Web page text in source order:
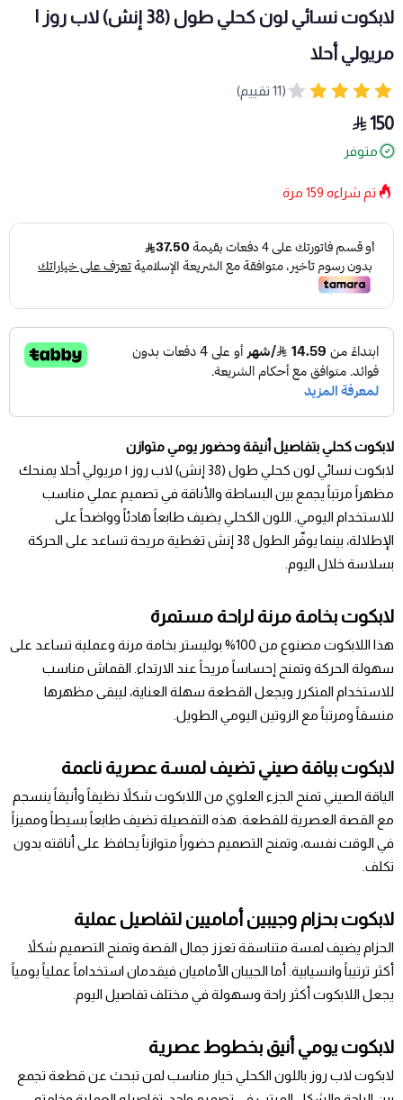
لابكوت نسائي لون كحلي طول (38 إنش) لاب روز |
مريولي أحلا
(11 تقييم)
150
متوفر
تم شراءه 159 مرة
لابكوت كحلي بتفاصيل أنيقة وحضور يومي متوازن
لابكوت نسائي لون كحلي طول (38 إنش) لاب روز | مريولي أحلا يمنحك
مظهراً مرتباً يجمع بين البساطة والأناقة في تصميم عملي مناسب
للاستخدام اليومي. اللون الكحلي يضيف طابعاً هادئاً وواضحاً على
الإطلالة، بينما يوفّر الطول 38 إنش تغطية مريحة تساعد على الحركة
بسلاسة خلال اليوم.
لابكوت بخامة مرنة لراحة مستمرة
هذا اللابكوت مصنوع من 100% بوليستر بخامة مرنة وعملية تساعد على
سهولة الحركة وتمنح إحساساً مريحاً عند الارتداء. القماش مناسب
للاستخدام المتكرر ويجعل القطعة سهلة العناية، ليبقى مظهرها
منسقاً ومرتباً مع الروتين اليومي الطويل.
لابكوت بياقة صيني تضيف لمسة عصرية ناعمة
الياقة الصيني تمنح الجزء العلوي من اللابكوت شكلاً نظيفاً وأنيقاً ينسجم
مع القصة العصرية للقطعة. هذه التفصيلة تضيف طابعاً بسيطاً ومميزاً
في الوقت نفسه، وتمنح التصميم حضوراً متوازناً يحافظ على أناقته بدون
تكلف.
لابكوت بحزام وجيبين أماميين لتفاصيل عملية
الحزام يضيف لمسة متناسقة تعزز جمال القصة وتمنح التصميم شكلاً
أكثر ترتيباً وانسيابية. أما الجيبان الأماميان فيقدمان استخداماً عملياً يومياً
يجعل اللابكوت أكثر راحة وسهولة في مختلف تفاصيل اليوم.
لابكوت يومي أنيق بخطوط عصرية
لابكوت لاب روز باللون الكحلي خيار مناسب لمن تبحث عن قطعة تجمع